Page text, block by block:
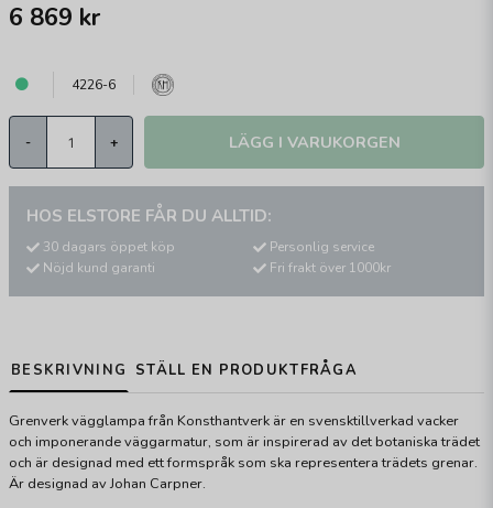
6 869 kr
4226-6
- + LÄGG I VARUKORGEN
HOS ELSTORE FÅR DU ALLTID:
30 dagars öppet köp
Nöjd kund garanti
Personlig service
Fri frakt över 1000kr
BESKRIVNING STÄLL EN PRODUKTFRÅGA
Grenverk vägglampa från Konsthantverk är en svensktillverkad vacker
och imponerande väggarmatur, som är inspirerad av det botaniska trädet
och är designad med ett formspråk som ska representera trädets grenar.
Är designad av Johan Carpner.